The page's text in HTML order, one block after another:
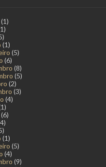
(1)
(1)
(5)
(6)
(8)
(5)
(2)
(3)
(4)
(6)
(1)
(5)
(4)
(9)